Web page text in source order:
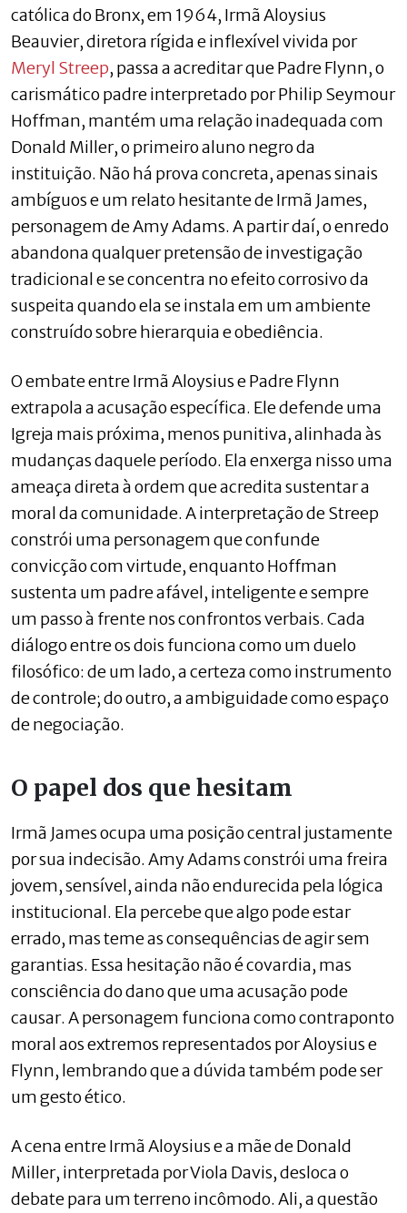
católica do Bronx, em 1964, Irmã Aloysius
Beauvier, diretora rígida e inflexível vivida por
Meryl Streep, passa a acreditar que Padre Flynn, o
carismático padre interpretado por Philip Seymour
Hoffman, mantém uma relação inadequada com
Donald Miller, o primeiro aluno negro da
instituição. Não há prova concreta, apenas sinais
ambíguos e um relato hesitante de Irmã James,
personagem de Amy Adams. A partir daí, o enredo
abandona qualquer pretensão de investigação
tradicional e se concentra no efeito corrosivo da
suspeita quando ela se instala em um ambiente
construído sobre hierarquia e obediência.
O embate entre Irmã Aloysius e Padre Flynn
extrapola a acusação específica. Ele defende uma
Igreja mais próxima, menos punitiva, alinhada às
mudanças daquele período. Ela enxerga nisso uma
ameaça direta à ordem que acredita sustentar a
moral da comunidade. A interpretação de Streep
constrói uma personagem que confunde
convicção com virtude, enquanto Hoffman
sustenta um padre afável, inteligente e sempre
um passo à frente nos confrontos verbais. Cada
diálogo entre os dois funciona como um duelo
filosófico: de um lado, a certeza como instrumento
de controle; do outro, a ambiguidade como espaço
de negociação.
O papel dos que hesitam
Irmã James ocupa uma posição central justamente
por sua indecisão. Amy Adams constrói uma freira
jovem, sensível, ainda não endurecida pela lógica
institucional. Ela percebe que algo pode estar
errado, mas teme as consequências de agir sem
garantias. Essa hesitação não é covardia, mas
consciência do dano que uma acusação pode
causar. A personagem funciona como contraponto
moral aos extremos representados por Aloysius e
Flynn, lembrando que a dúvida também pode ser
um gesto ético.
A cena entre Irmã Aloysius e a mãe de Donald
Miller, interpretada por Viola Davis, desloca o
debate para um terreno incômodo. Ali, a questão